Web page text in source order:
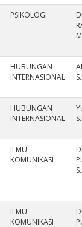
PSIKOLOGI
HUBUNGAN
INTERNASIONAL
HUBUNGAN
INTERNASIONAL
ILMU
KOMUNIKASI
ILMU
KOMUNIKASI